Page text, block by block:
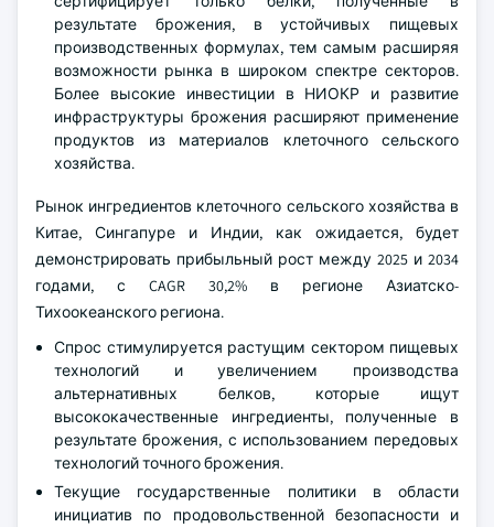
результате брожения, в устойчивых пищевых
производственных формулах, тем самым расширяя
возможности рынка в широком спектре секторов.
Более высокие инвестиции в НИОКР и развитие
инфраструктуры брожения расширяют применение
продуктов из материалов клеточного сельского
хозяйства.
Рынок ингредиентов клеточного сельского хозяйства в
Китае, Сингапуре и Индии, как ожидается, будет
демонстрировать прибыльный рост между 2025 и 2034
годами, с CAGR 30,2% в регионе Азиатско-
Тихоокеанского региона.
Спрос стимулируется растущим сектором пищевых
технологий и увеличением производства
альтернативных белков, которые ищут
высококачественные ингредиенты, полученные в
результате брожения, с использованием передовых
технологий точного брожения.
Текущие государственные политики в области
инициатив по продовольственной безопасности и